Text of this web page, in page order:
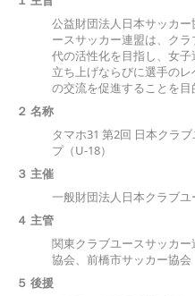
公益財団法人日本サッカ
ースサッカー連盟は、ク
代の活性化を目指し、女
立ち上げならびに選手の
の交流を促進することを目
２ 名称
タマホ31 第2回 日本クラ
プ（U-18）
３ 主催
一般財団法人日本クラブ
４ 主管
関東クラブユースサッカ
協会、前橋市サッカー協会
５ 後援